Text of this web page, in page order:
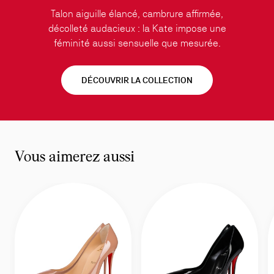
Talon aiguille élancé, cambrure affirmée,
décolleté audacieux : la Kate impose une
féminité aussi sensuelle que mesurée.
DÉCOUVRIR LA COLLECTION
Vous aimerez aussi